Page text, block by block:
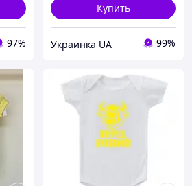
97%
Купить
Украинка UA 99%